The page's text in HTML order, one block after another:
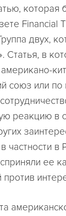
которая
Financial
двух,
Статья, в
союз или
реакцию в
частности в
ее
против